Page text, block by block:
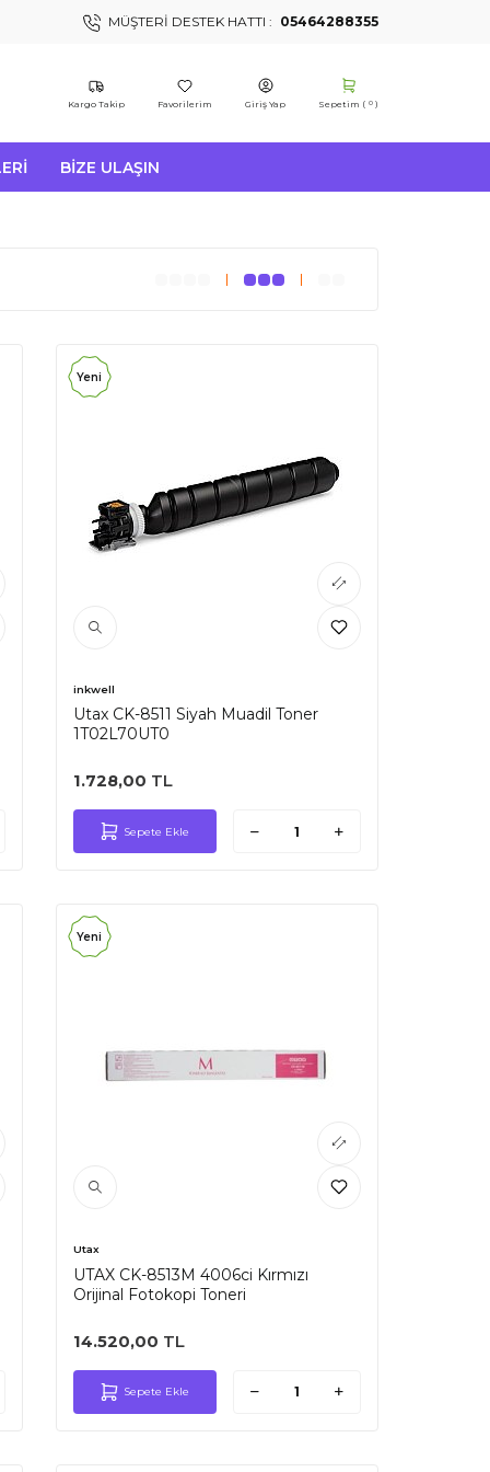
MÜŞTERI DESTEK HATTI : 05464288355
Kargo Takip Favorilerim Giriş Yap Sepetim ( 0 )
BIZE ULAŞIN
Yeni
inkwell
Utax CK-8511 Siyah Muadil Toner
1T02L70UT0
1.728,00 TL
Sepete Ekle
Yeni
Utax
UTAX CK-8513M 4006ci Kırmızı
Orijinal Fotokopi Toneri
14.520,00 TL
Sepete Ekle